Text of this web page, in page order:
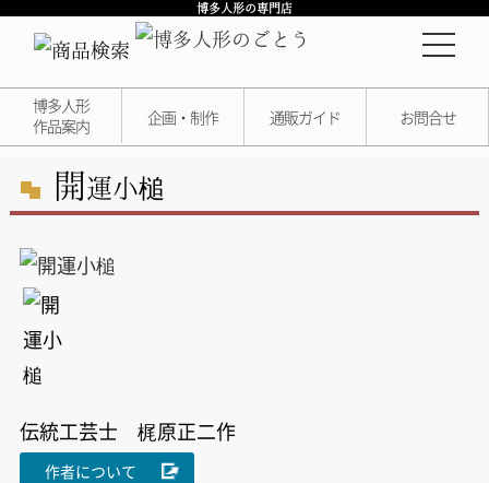
博多人形の専門店
博多人形
作品案内
企画・制作 通販ガイド お問合せ
開 運小槌
伝統工芸士 梶原正二作
作者について